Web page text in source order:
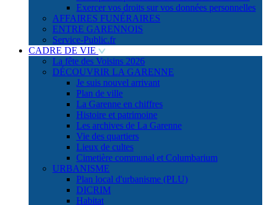
Exercer vos droits sur vos données personnelles
AFFAIRES FUNÉRAIRES
ENTRE GARENNOIS
Service-Public.fr
CADRE DE VIE
La fête des Voisins 2026
DÉCOUVRIR LA GARENNE
Je suis nouvel arrivant
Plan de ville
La Garenne en chiffres
Histoire et patrimoine
Les archives de La Garenne
Vie des quartiers
Lieux de cultes
Cimetière communal et Columbarium
URBANISME
Plan local d'urbanisme (PLU)
DICRIM
Habitat